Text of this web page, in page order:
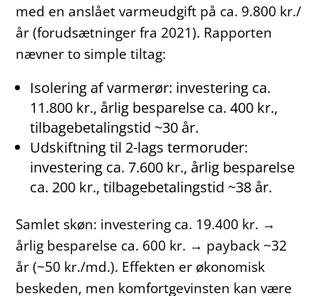
med en anslået varmeudgift på ca. 9.800 kr./
år (forudsætninger fra 2021). Rapporten
nævner to simple tiltag:
Isolering af varmerør: investering ca.
11.800 kr., årlig besparelse ca. 400 kr.,
tilbagebetalingstid ~30 år.
Udskiftning til 2-lags termoruder:
investering ca. 7.600 kr., årlig besparelse
ca. 200 kr., tilbagebetalingstid ~38 år.
Samlet skøn: investering ca. 19.400 kr. →
årlig besparelse ca. 600 kr. → payback ~32
år (~50 kr./md.). Effekten er økonomisk
beskeden, men komfortgevinsten kan være